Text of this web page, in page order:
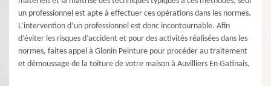
un professionnel est apte à effectuer ces opérations dans les normes.
L’intervention d’un professionnel est donc incontournable. Afin
d’éviter les risques d’accident et pour des activités réalisées dans les
normes, faites appel à Glonin Peinture pour procéder au traitement
et démoussage de la toiture de votre maison à Auvilliers En Gatinais.